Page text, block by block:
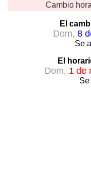
Cambio
El
Dom, 8
Se
El
Dom, 1 de
Se